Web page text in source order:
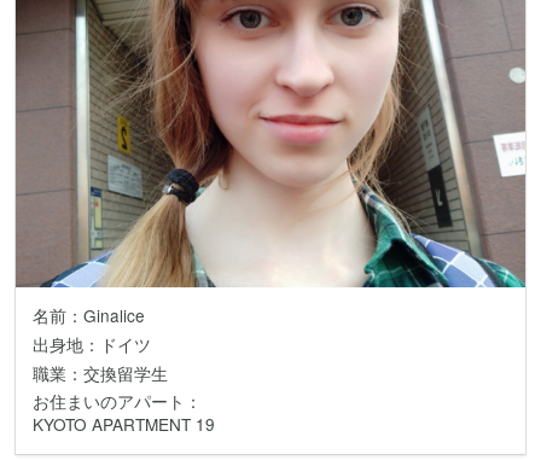
名前：Ginalice
出身地：ドイツ
職業：交換留学生
お住まいのアパート：
KYOTO APARTMENT 19